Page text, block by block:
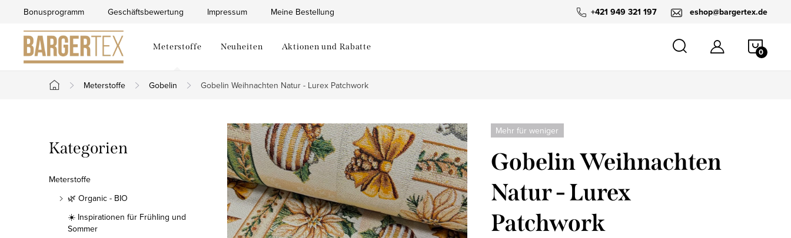
springen
+421 949 321 197 eshop@bargertex.de
Bonusprogramm Geschäftsbewertung Impressum Meine Bestellung
Meterstoffe Neuheiten Aktionen und Rabatte
Startseite
Meterstoffe Gobelin Gobelin Weihnachten Natur - Lurex Patchwork
e
i
Kategorien
überspringen
Kategorien
Meterstoffe
🌿 Organic - BIO
☀️ Inspirationen für Frühling und
Sommer
Mehr für weniger
Gobelin Weihnachten
Natur - Lurex
Patchwork